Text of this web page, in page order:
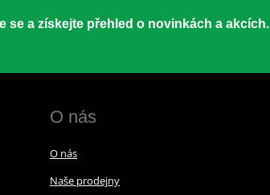
se a získejte přehled o novinkách a akcích.
O nás
O nás
Naše prodejny